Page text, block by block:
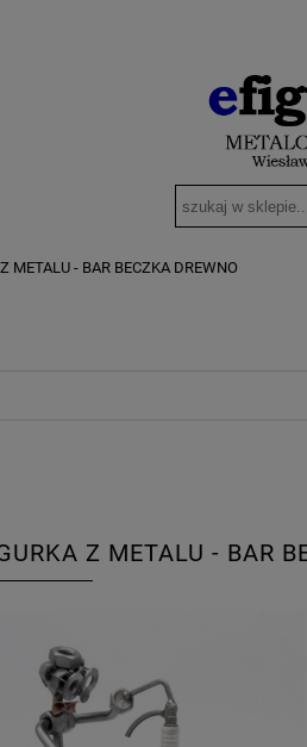
METALU - BAR BECZKA DREWNO
Z METALU - BAR
Cena nie zawiera